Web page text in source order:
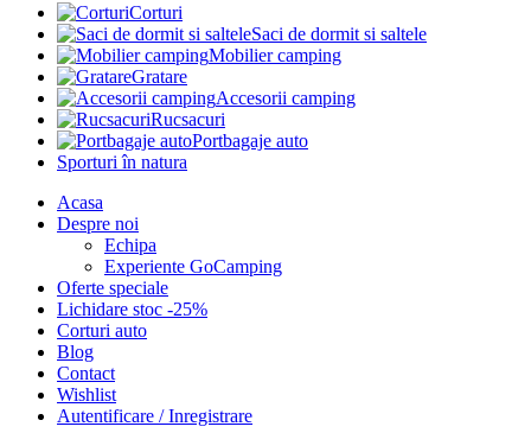
Corturi
Saci de dormit si saltele
Mobilier camping
Gratare
Accesorii camping
Rucsacuri
Portbagaje auto
Sporturi în natura
Acasa
Despre noi
Echipa
Experiente GoCamping
Oferte speciale
Lichidare stoc -25%
Corturi auto
Blog
Contact
Wishlist
Autentificare / Inregistrare